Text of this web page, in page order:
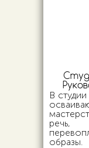
В
речь,
образы.